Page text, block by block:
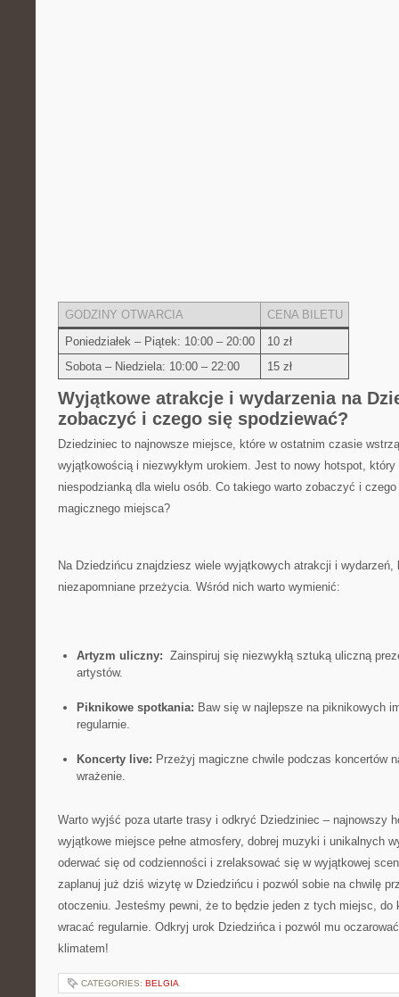
GODZINY OTWARCIA
CENA⁤ BILETU
Poniedziałek – Piątek: 10:00 – 20:00
10 zł
Sobota – Niedziela: 10:00 – ‍22:00
15 zł
Wyjątkowe⁤ atrakcje i wydarzenia na
zobaczyć ‌i czego się spodziewać?
Dziedziniec to najnowsze miejsce, które w ostatnim​ czasie
wyjątkowością‍ i niezwykłym⁣ urokiem. Jest‍ to⁤ nowy hotspot,
niespodzianką dla‍ wielu osób. Co takiego‍ warto zobaczyć i
magicznego miejsca?
Na Dziedzińcu znajdziesz⁤ wiele​ wyjątkowych‍ atrakcji ⁣i wydarzeń,
⁣niezapomniane⁣ przeżycia. Wśród‍ nich warto wymienić:
Artyzm uliczny:
Zainspiruj⁣ się ⁤niezwykłą sztuką uliczną
artystów.
Piknikowe⁤ spotkania: Baw się w najlepsze na ⁣piknikowych
regularnie.
Koncerty​ live: Przeżyj magiczne chwile⁤ podczas koncertów
wrażenie.
Warto wyjść ⁢poza utarte trasy i odkryć‍ Dziedziniec – najnowszy
wyjątkowe miejsce ⁢pełne atmosfery, dobrej muzyki⁣ i unikalnych
oderwać się od ⁣codzienności⁢ i zrelaksować się w wyjątkowej‌
zaplanuj⁤ już dziś wizytę w⁤ Dziedzińcu i pozwól ‍sobie na chwilę
otoczeniu. Jesteśmy pewni, że ⁢to będzie jeden z ‍tych ‌miejsc,⁢ do
wracać regularnie. ⁣Odkryj urok Dziedzińca i pozwól ⁤mu⁣
klimatem!
CATEGORIES: BELGIA